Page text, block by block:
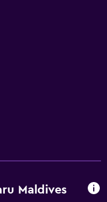
Maldives